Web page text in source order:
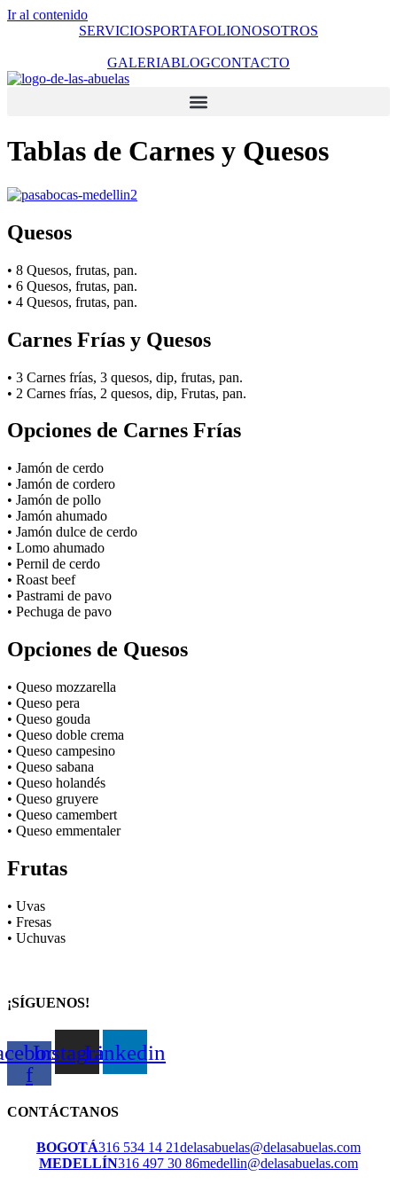
Ir al contenido
SERVICIOSPORTAFOLIONOSOTROS
GALERIABLOGCONTACTO
Tablas de Carnes y Quesos
Quesos
• 8 Quesos, frutas, pan.
• 6 Quesos, frutas, pan.
• 4 Quesos, frutas, pan.
Carnes Frías y Quesos
• 3 Carnes frías, 3 quesos, dip, frutas, pan.
• 2 Carnes frías, 2 quesos, dip, Frutas, pan.
Opciones de Carnes Frías
• Jamón de cerdo
• Jamón de cordero
• Jamón de pollo
• Jamón ahumado
• Jamón dulce de cerdo
• Lomo ahumado
• Pernil de cerdo
• Roast beef
• Pastrami de pavo
• Pechuga de pavo
Opciones de Quesos
• Queso mozzarella
• Queso pera
• Queso gouda
• Queso doble crema
• Queso campesino
• Queso sabana
• Queso holandés
• Queso gruyere
• Queso camembert
• Queso emmentaler
Frutas
• Uvas
• Fresas
• Uchuvas
¡SÍGUENOS!
f
InstagramLinkedin
CONTÁCTANOS
BOGOTÁ316 534 14 21delasabuelas@delasabuelas.com
MEDELLÍN316 497 30 86medellin@delasabuelas.com